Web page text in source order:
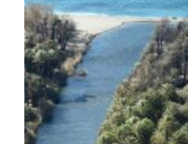
στρεμμάτων